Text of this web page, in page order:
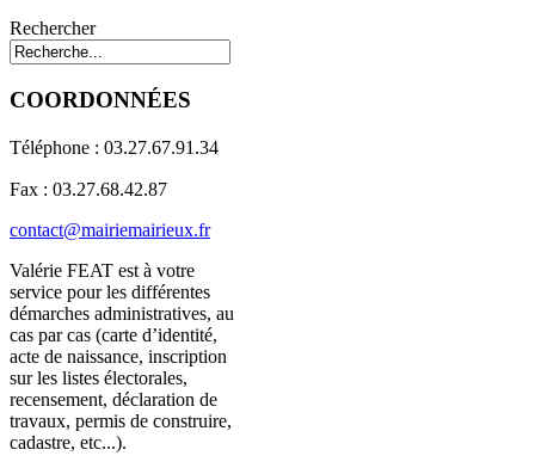
Rechercher
COORDONNÉES
Téléphone : 03.27.67.91.34
Fax : 03.27.68.42.87
contact@mairiemairieux.fr
Valérie FEAT est à votre
service pour les différentes
démarches administratives, au
cas par cas (carte d’identité,
acte de naissance, inscription
sur les listes électorales,
recensement, déclaration de
travaux, permis de construire,
cadastre, etc...).